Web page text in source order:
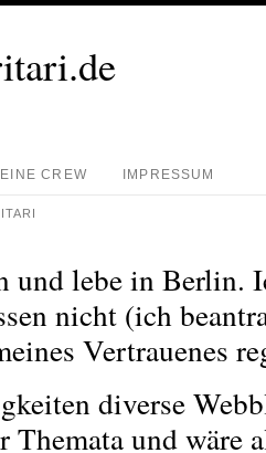
CREW IMPRESSUM
und lebe in Berlin.
nicht (ich
Vertrauenes
diverse
Themata und wäre